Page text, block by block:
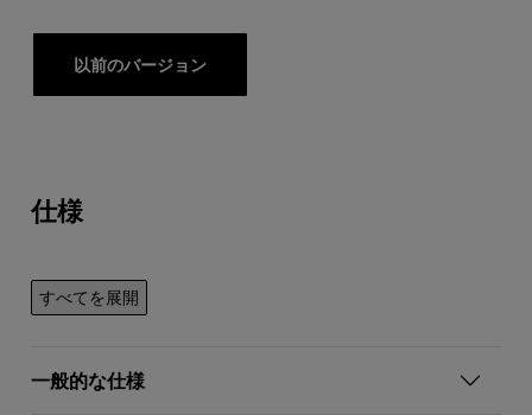
以前のバージョン
仕様
すべてを展開
一般的な仕様